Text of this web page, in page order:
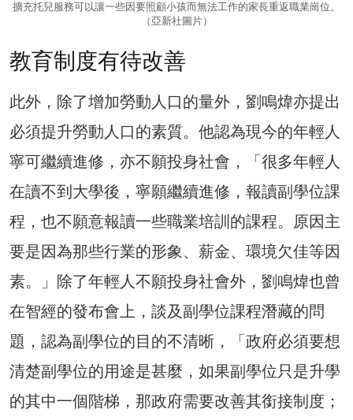
擴充托兒服務可以讓一些因要照顧小孩而無法工作的家長重返職業崗位。
（亞新社圖片）
教育制度有待改善
此外，除了增加勞動人口的量外，劉鳴煒亦提出
必須提升勞動人口的素質。他認為現今的年輕人
寧可繼續進修，亦不願投身社會，「很多年輕人
在讀不到大學後，寧願繼續進修，報讀副學位課
程，也不願意報讀一些職業培訓的課程。原因主
要是因為那些行業的形象、薪金、環境欠佳等因
素。」除了年輕人不願投身社會外，劉鳴煒也曾
在智經的發布會上，談及副學位課程潛藏的問
題，認為副學位的目的不清晰，「政府必須要想
清楚副學位的用途是甚麼，如果副學位只是升學
的其中一個階梯，那政府需要改善其銜接制度；